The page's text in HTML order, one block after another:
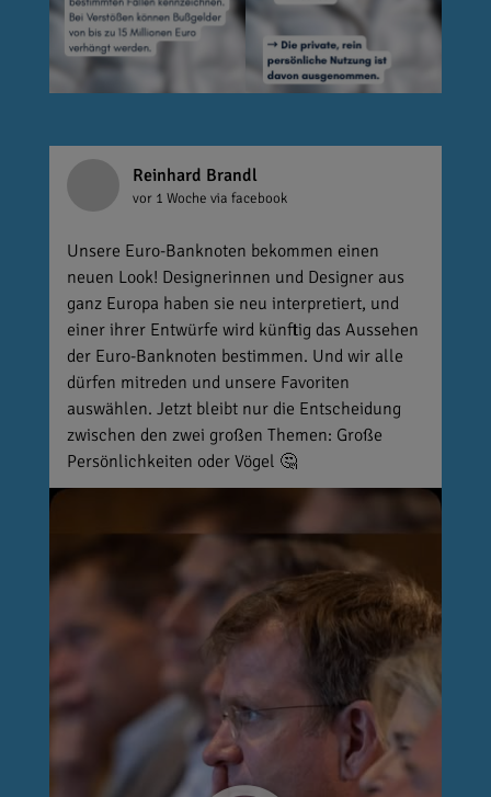
Reinhard Brandl
vor 1 Woche via facebook
Unsere Euro-Banknoten bekommen einen
neuen Look! Designerinnen und Designer aus
ganz Europa haben sie neu interpretiert, und
einer ihrer Entwürfe wird künftig das Aussehen
der Euro-Banknoten bestimmen. Und wir alle
dürfen mitreden und unsere Favoriten
auswählen. Jetzt bleibt nur die Entscheidung
zwischen den zwei großen Themen: Große
Persönlichkeiten oder Vögel 🤔